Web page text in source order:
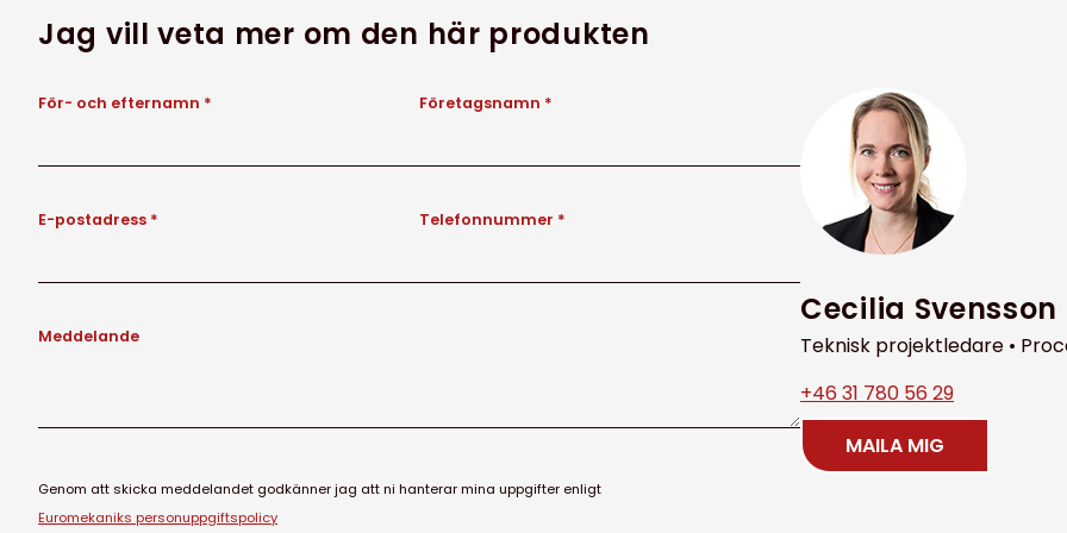
Jag vill veta mer om den här produkten
För- och efternamn * Företagsnamn *
E-postadress * Telefonnummer *
Meddelande
Genom att skicka meddelandet godkänner jag att ni hanterar mina uppgifter enligt
Euromekaniks personuppgiftspolicy
Cecilia Svensson
Teknisk projektledare •
+46 31 780 56 29
MAILA MIG